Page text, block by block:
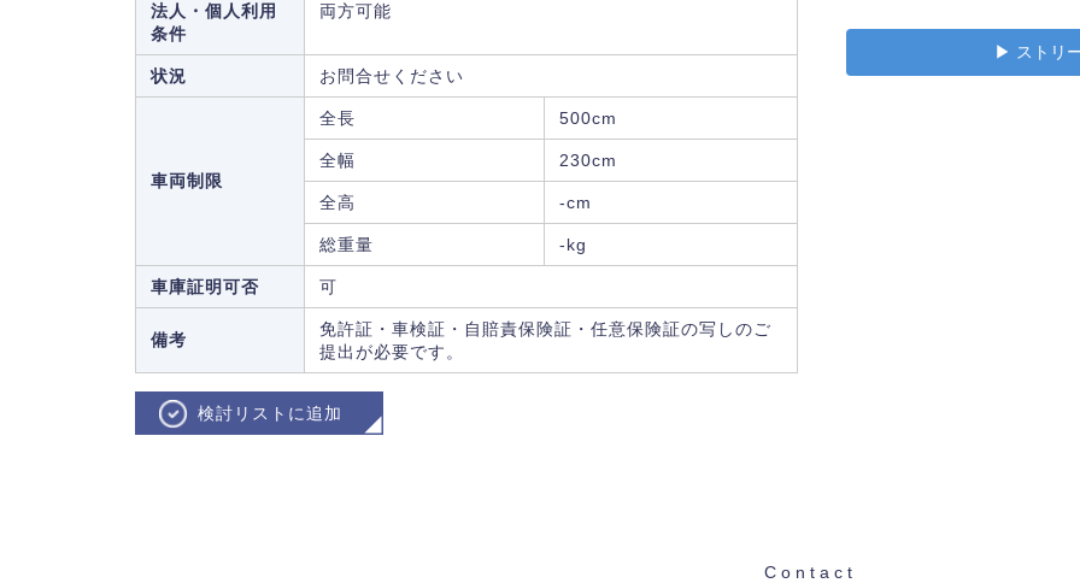
法人・個人利用
条件
両方可能
状況 お問合せください
車両制限
全長 500cm
全幅 230cm
全高 -cm
総重量 -kg
車庫証明可否 可
備考
免許証・車検証・自賠責保険証・任意保険証の写しのご
提出が必要です。
検討リストに追加
▶︎ ストリ
Contact